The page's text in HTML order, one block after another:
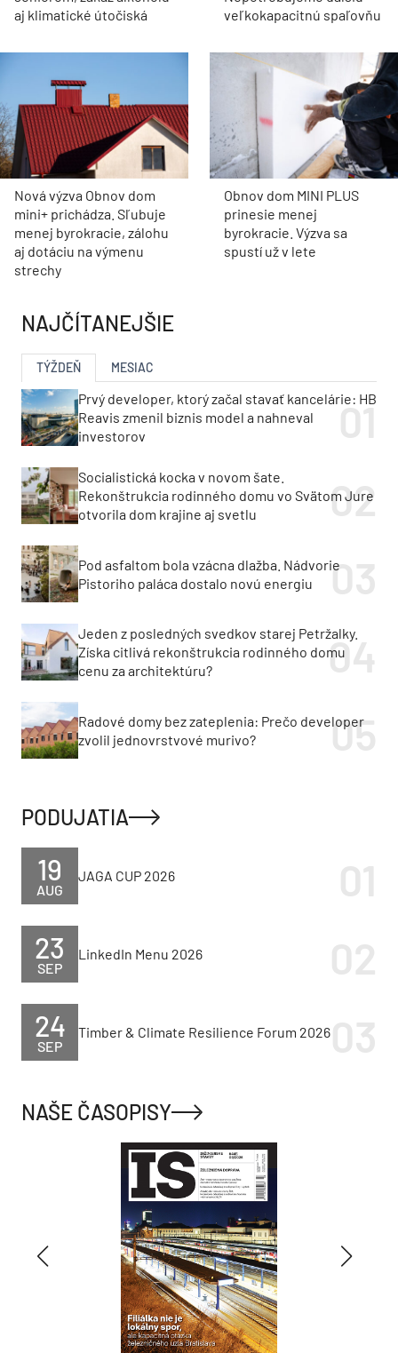
aj klimatické útočiská
veľkokapacitnú spaľovňu
Nová výzva Obnov dom
mini+ prichádza. Sľubuje
menej byrokracie, zálohu
aj dotáciu na výmenu
strechy
Obnov dom MINI PLUS
prinesie menej
byrokracie. Výzva sa
spustí už v lete
NAJČÍTANEJŠIE
TÝŽDEŇ MESIAC
Prvý developer, ktorý začal stavať kancelárie: HB
Reavis zmenil biznis model a nahneval
investorov
Socialistická kocka v novom šate.
Rekonštrukcia rodinného domu vo Svätom Jure
otvorila dom krajine aj svetlu
Pod asfaltom bola vzácna dlažba. Nádvorie
Pistoriho paláca dostalo novú energiu
Jeden z posledných svedkov starej Petržalky.
Získa citlivá rekonštrukcia rodinného domu
cenu za architektúru?
Radové domy bez zateplenia: Prečo developer
zvolil jednovrstvové murivo?
PODUJATIA
AUG
19 JAGA CUP 2026
SEP
23 LinkedIn Menu 2026
SEP
24 Timber & Climate Resilience Forum 2026
NAŠE ČASOPISY